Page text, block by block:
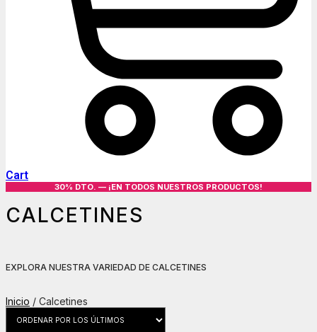
Cart
30% DTO. — ¡EN TODOS NUESTROS PRODUCTOS!
CALCETINES
EXPLORA NUESTRA VARIEDAD DE CALCETINES
Inicio / Calcetines